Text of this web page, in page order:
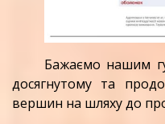
Бажаємо нашим
досягнутому та
вершин на шляху до